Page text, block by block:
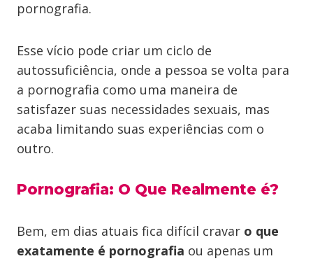
pornografia.
Esse vício pode criar um ciclo de
autossuficiência, onde a pessoa se volta para
a pornografia como uma maneira de
satisfazer suas necessidades sexuais, mas
acaba limitando suas experiências com o
outro.
Pornografia: O Que Realmente é?
Bem, em dias atuais fica difícil cravar o que
exatamente é pornografia ou apenas um